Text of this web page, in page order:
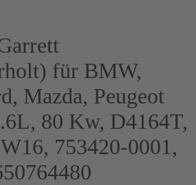
für BMW,
Mazda, Peugeot
80 Kw, D4164T,
753420-0001,